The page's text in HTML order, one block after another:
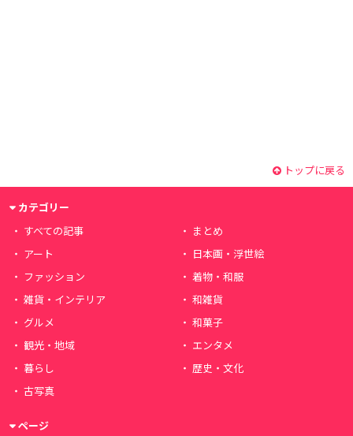
トップに戻る
カテゴリー
すべての記事
まとめ
アート
日本画・浮世絵
ファッション
着物・和服
雑貨・インテリア
和雑貨
グルメ
和菓子
観光・地域
エンタメ
暮らし
歴史・文化
古写真
ページ